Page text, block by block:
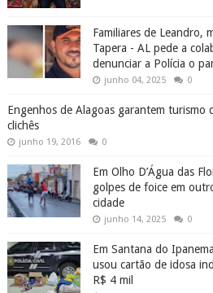
Familiares de Leandro,
Tapera - AL pede a
denunciar a Polícia o
junho 04, 2025 0
Engenhos de Alagoas garantem turismo
clichês
junho 19, 2016 0
Em Olho D’Água das
golpes de foice em
cidade
junho 14, 2025 0
Em Santana do
usou cartão de idosa
R$ 4 mil